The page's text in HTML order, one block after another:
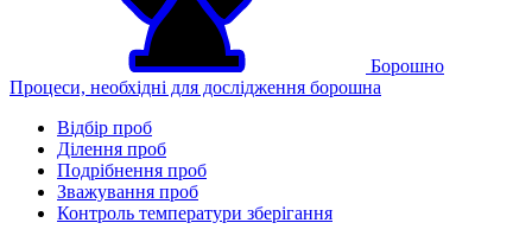
Борошно
Процеси, необхідні для дослідження борошна
Відбір проб
Ділення проб
Подрібнення проб
Зважування проб
Контроль температури зберігання